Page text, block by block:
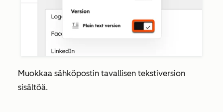
Muokkaa sähköpostin tavallisen tekstiversion
sisältöä.